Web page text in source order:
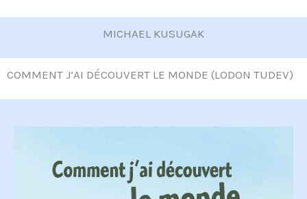
MICHAEL KUSUGAK
COMMENT J’AI DÉCOUVERT LE MONDE (LODON TUDEV)